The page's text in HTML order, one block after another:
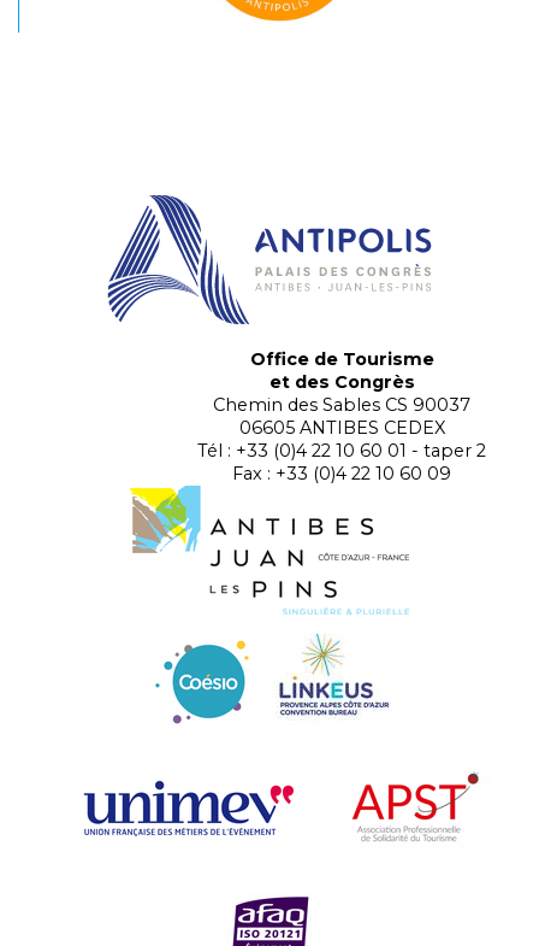
Office de Tourisme
et des Congrès
Chemin des Sables CS 90037
06605 ANTIBES CEDEX
Tél : +33 (0)4 22 10 60 01 - taper 2
Fax : +33 (0)4 22 10 60 09